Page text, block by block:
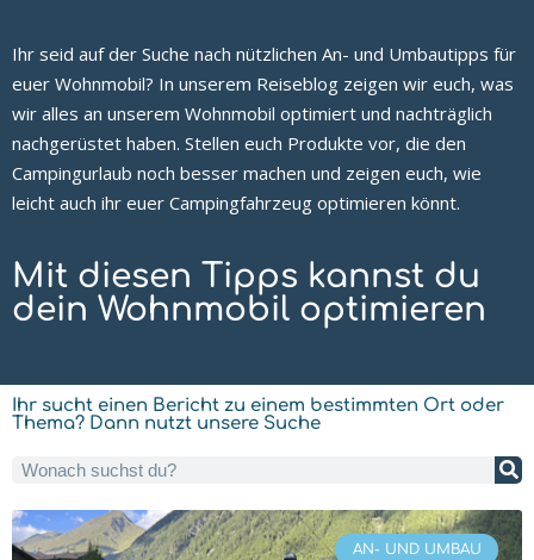
Ihr seid auf der Suche nach nützlichen An- und Umbautipps für
euer Wohnmobil? In unserem Reiseblog zeigen wir euch, was
wir alles an unserem Wohnmobil optimiert und nachträglich
nachgerüstet haben. Stellen euch Produkte vor, die den
Campingurlaub noch besser machen und zeigen euch, wie
leicht auch ihr euer Campingfahrzeug optimieren könnt.
Mit diesen Tipps kannst du
dein Wohnmobil optimieren
Ihr sucht einen Bericht zu einem bestimmten Ort oder
Thema? Dann nutzt unsere Suche
AN- UND UMBAU